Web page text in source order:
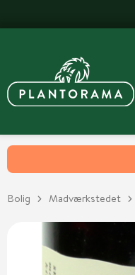
Bolig Madværkstedet